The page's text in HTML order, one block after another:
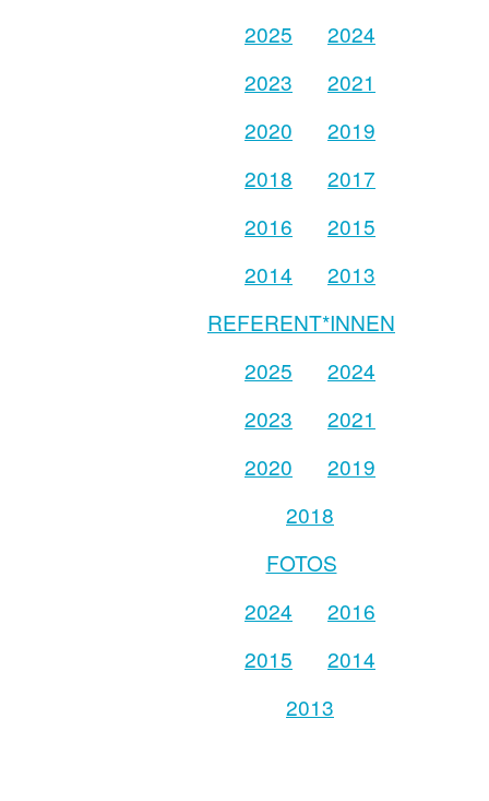
2025
2024
2023
2021
2020
2019
2018
2017
2016
2015
2014
2013
REFERENT*INNEN
2025
2024
2023
2021
2020
2019
2018
FOTOS
2024
2016
2015
2014
2013